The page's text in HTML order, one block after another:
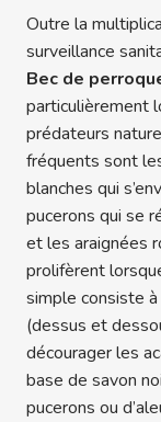
Outre la
surveillance
Bec de
particulièrement
prédateurs
fréquents sont
blanches qui
pucerons qui se
et les araignées
prolifèrent
simple consiste
(dessus et
décourager les
base de savon
pucerons ou